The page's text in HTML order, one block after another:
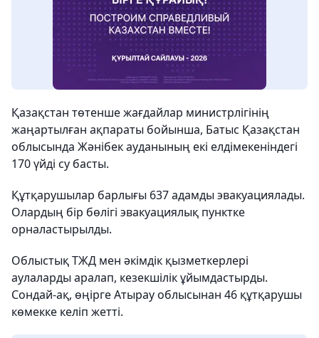
Қазақстан төтенше жағдайлар министрлігінің
жаңартылған ақпараты бойынша, Батыс Қазақстан
облысында Жәнібек ауданының екі елдімекеніндегі
170 үйді су басты.
Құтқарушылар барлығы 637 адамды эвакуациялады.
Олардың бір бөлігі эвакуациялық пунктке
орналастырылды.
Облыстық ТЖД мен әкімдік қызметкерлері
аулаларды аралап, кезекшілік ұйымдастырды.
Сондай-ақ, өңірге Атырау облысынан 46 құтқарушы
көмекке келіп жетті.